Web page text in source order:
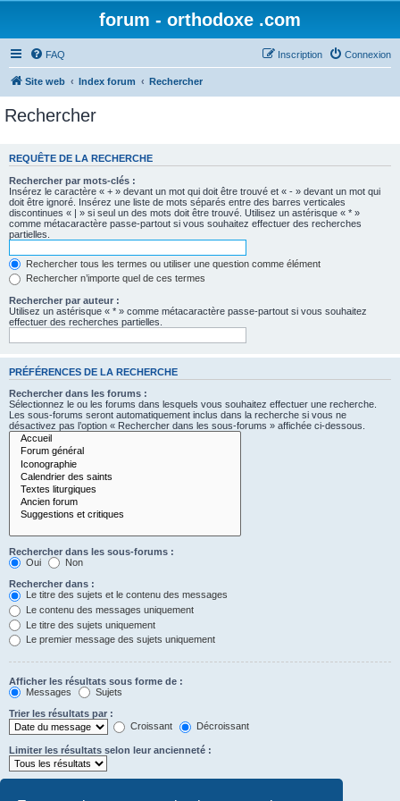
forum - orthodoxe .com
FAQ Connexion
Inscription
Site web Index forum Rechercher
Rechercher
REQUÊTE DE LA RECHERCHE
Rechercher par mots-clés :
Insérez le caractère « + » devant un mot qui doit être trouvé et « - » devant un mot qui
doit être ignoré. Insérez une liste de mots séparés entre des barres verticales
discontinues « | » si seul un des mots doit être trouvé. Utilisez un astérisque « * »
comme métacaractère passe-partout si vous souhaitez effectuer des recherches
partielles.
Rechercher tous les termes ou utiliser une question comme élément
Rechercher n’importe quel de ces termes
Rechercher par auteur :
Utilisez un astérisque « * » comme métacaractère passe-partout si vous souhaitez
effectuer des recherches partielles.
PRÉFÉRENCES DE LA RECHERCHE
Rechercher dans les forums :
Sélectionnez le ou les forums dans lesquels vous souhaitez effectuer une recherche.
Les sous-forums seront automatiquement inclus dans la recherche si vous ne
désactivez pas l’option « Rechercher dans les sous-forums » affichée ci-dessous.
Rechercher dans les sous-forums :
Oui
Non
Rechercher dans :
Le titre des sujets et le contenu des messages
Le contenu des messages uniquement
Le titre des sujets uniquement
Le premier message des sujets uniquement
Afficher les résultats sous forme de :
Messages
Sujets
Trier les résultats par :
Croissant
Décroissant
Limiter les résultats selon leur ancienneté :